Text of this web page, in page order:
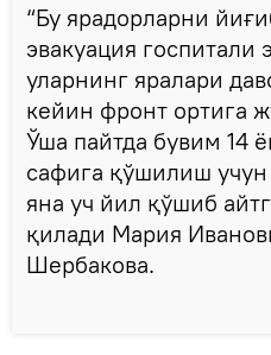
“Бу ярадорларни
эвакуация госпитали
уларнинг яралари
кейин фронт ортига
Ўша пайтда бувим 14
сафига қўшилиш
яна уч йил қўшиб
қилади Мария
Шербакова.